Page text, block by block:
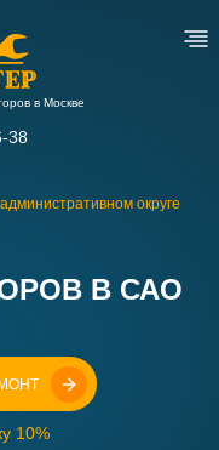
в Москве
38
округе
В САО
10%